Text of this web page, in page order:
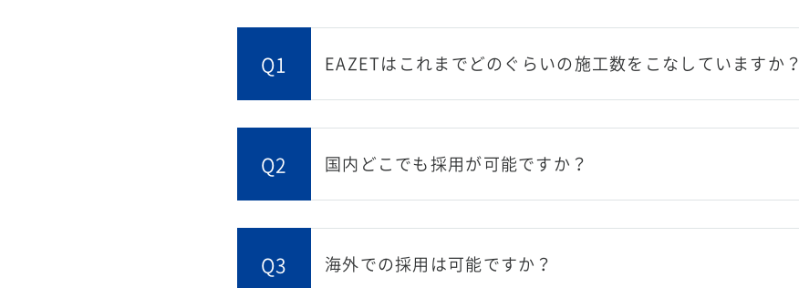
Q1 EAZETはこれまでどのぐらいの施工数をこなしていますか？
Q2 国内どこでも採用が可能ですか？
Q3 海外での採用は可能ですか？